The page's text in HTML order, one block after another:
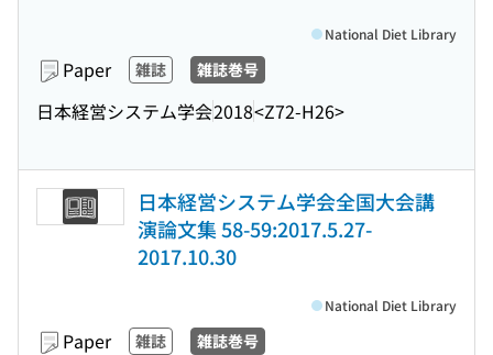
Paper 雑誌 雑誌巻号
日本経営システム学会2018<Z72-H26>
National Diet Library
日本経営システム学会全国大会講
演論文集 58-59:2017.5.27-
2017.10.30
Paper 雑誌 雑誌巻号
National Diet Library